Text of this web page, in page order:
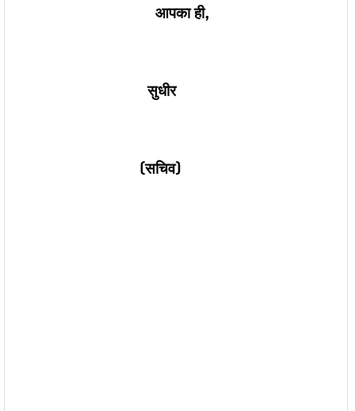
आपका ही,
सुधीर
(सचिव)